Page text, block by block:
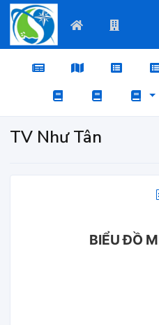
TV Như Tân
BIỂU ĐỒ